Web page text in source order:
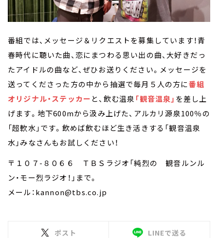
番組では、メッセージ＆リクエストを募集しています！青
春時代に聴いた曲、恋にまつわる思い出の曲、大好きだっ
たアイドルの曲など、ぜひお送りください。メッセージを
送ってくださった方の中から抽選で毎月５人の方に番組
オリジナル・ステッカー と、飲む温泉 「観音温泉」 を差し上
げます。地下600mから汲み上げた、アルカリ源泉100％の
「超軟水」です。飲めば飲むほど生き活きする「観音温泉
水」みなさんもお試しください！
〒１０７-８０６６ ＴＢＳラジオ「純烈の 観音ルンル
ン・モー烈ラジオ！」まで。
メール：kannon@tbs.co.jp
ポスト LINEで送る